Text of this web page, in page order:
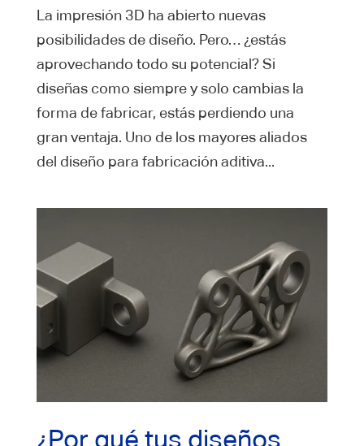
La impresión 3D ha abierto nuevas
posibilidades de diseño. Pero… ¿estás
aprovechando todo su potencial? Si
diseñas como siempre y solo cambias la
forma de fabricar, estás perdiendo una
gran ventaja. Uno de los mayores aliados
del diseño para fabricación aditiva...
¿Por qué tus diseños